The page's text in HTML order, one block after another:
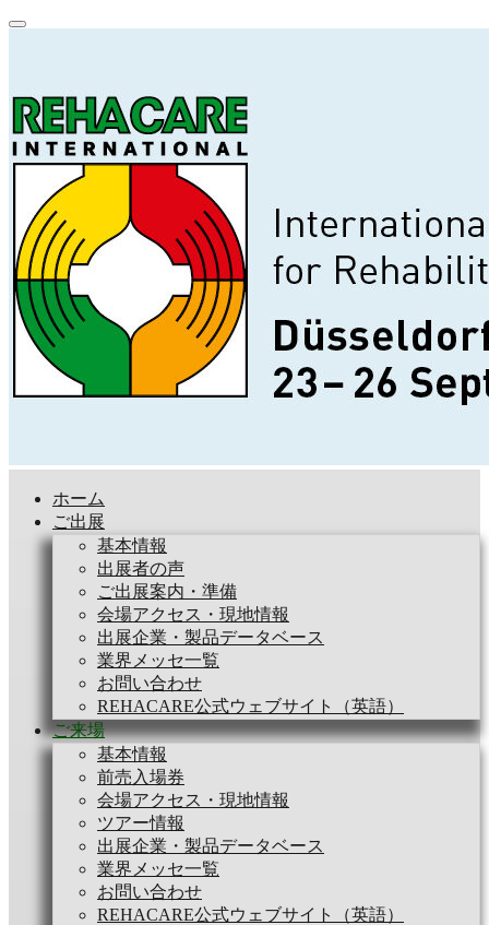
ホーム
ご出展
基本情報
出展者の声
ご出展案内・準備
会場アクセス・現地情報
出展企業・製品データベース
業界メッセ一覧
お問い合わせ
REHACARE公式ウェブサイト（英語）
ご来場
基本情報
前売入場券
会場アクセス・現地情報
ツアー情報
出展企業・製品データベース
業界メッセ一覧
お問い合わせ
REHACARE公式ウェブサイト（英語）